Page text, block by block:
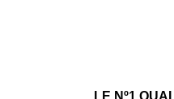
LE Nº1